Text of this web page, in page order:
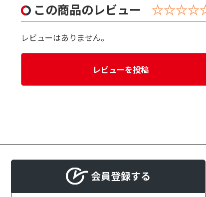
この商品のレビュー
レビューはありません。
レビューを投稿
会員登録する